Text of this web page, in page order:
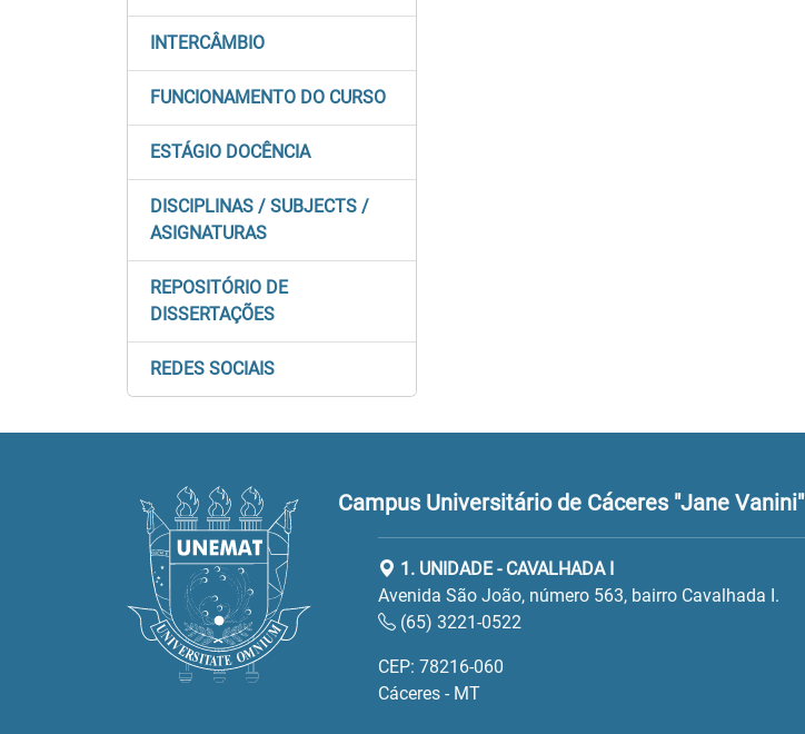
INTERCÂMBIO
FUNCIONAMENTO DO CURSO
ESTÁGIO DOCÊNCIA
DISCIPLINAS / SUBJECTS /
ASIGNATURAS
REPOSITÓRIO DE
DISSERTAÇÕES
REDES SOCIAIS
Campus Universitário de Cáceres "Jane Vanini"
1. UNIDADE - CAVALHADA I
Avenida São João, número 563, bairro Cavalhada I.
(65) 3221-0522
CEP: 78216-060
Cáceres - MT